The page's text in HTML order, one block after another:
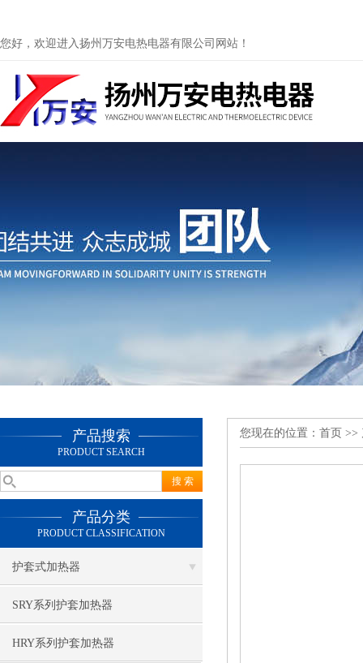
您好，欢迎进入扬州万安电热电器有限公司网站！
产品搜索
PRODUCT SEARCH
产品分类
PRODUCT CLASSIFICATION
护套式加热器
SRY系列护套加热器
HRY系列护套加热器
您现在的位置： 首页 >>